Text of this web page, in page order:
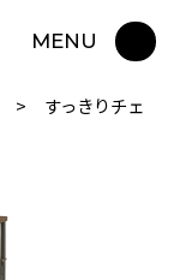
MENU
すっきりチェ